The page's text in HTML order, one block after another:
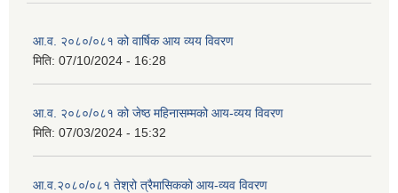
आ.व. २०८०/०८१ को वार्षिक आय व्यय विवरण
मिति: 07/10/2024 - 16:28
आ.व. २०८०/०८१ को जेष्ठ महिनासम्मको आय-व्यय विवरण
मिति: 07/03/2024 - 15:32
आ.व.२०८०/०८१ तेश्रो त्रैमासिकको आय-व्यव विवरण